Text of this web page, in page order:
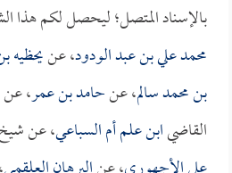
بالإسناد المتصل؛ ليحصل لكم
محمد علي بن عبد الودود، عنيحظيه
بن محمد سالم، عنحامد بن عمر، عن
القاضيابن علم أم السباعي، عن